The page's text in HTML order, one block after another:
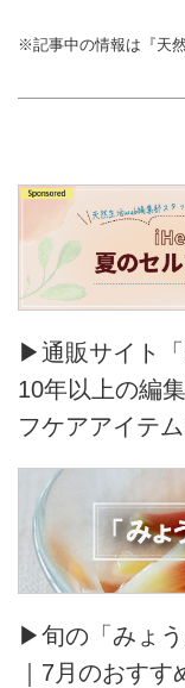
※記事中の情報は『天
▶通販サイト
10年以上の編
フケアアイテム
▶旬の「みょ
｜7月のおすす